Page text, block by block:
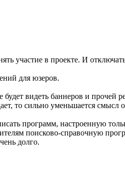
участие в проекте. И
для юзеров.
видеть баннеров и прочей
то сильно уменьшается смысл
программ, настроенную
поисково-справочную
долго.